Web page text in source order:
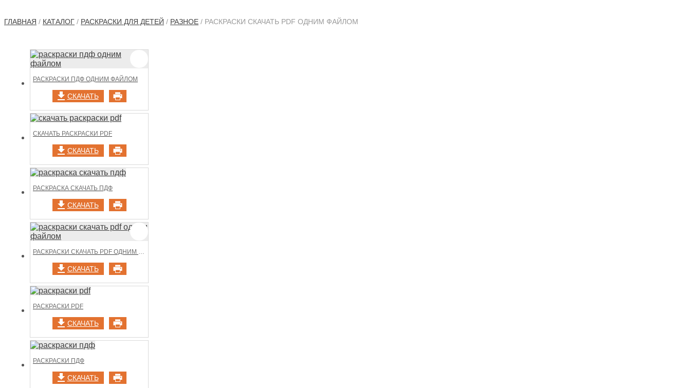
ГЛАВНАЯ / КАТАЛОГ / РАСКРАСКИ ДЛЯ ДЕТЕЙ / РАЗНОЕ / РАСКРАСКИ СКАЧАТЬ PDF ОДНИМ ФАЙЛОМ
РАСКРАСКИ ПДФ ОДНИМ ФАЙЛОМ
СКАЧАТЬ
СКАЧАТЬ РАСКРАСКИ PDF
СКАЧАТЬ
РАСКРАСКА СКАЧАТЬ ПДФ
СКАЧАТЬ
РАСКРАСКИ СКАЧАТЬ PDF ОДНИМ ФАЙЛОМ
СКАЧАТЬ
РАСКРАСКИ PDF
СКАЧАТЬ
РАСКРАСКИ ПДФ
СКАЧАТЬ